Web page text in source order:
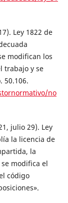
Ley 1822 de
modifican los
trabajo y se
50.106.
no
julio 29). Ley
la licencia de
la
modifica el
código